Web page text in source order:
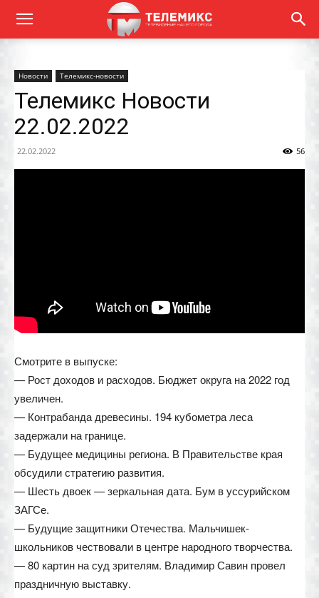
Новости Телемикс-новости
Телемикс Новости
22.02.2022
22.02.2022 56
Смотрите в выпуске:
— Рост доходов и расходов. Бюджет округа на 2022 год
увеличен.
— Контрабанда древесины. 194 кубометра леса
задержали на границе.
— Будущее медицины региона. В Правительстве края
обсудили стратегию развития.
— Шесть двоек — зеркальная дата. Бум в уссурийском
ЗАГСе.
— Будущие защитники Отечества. Мальчишек-
школьников чествовали в центре народного творчества.
— 80 картин на суд зрителям. Владимир Савин провел
праздничную выставку.